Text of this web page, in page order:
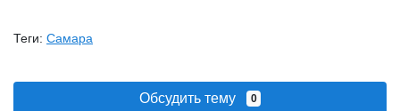
Теги: Самара
Обсудить тему 0